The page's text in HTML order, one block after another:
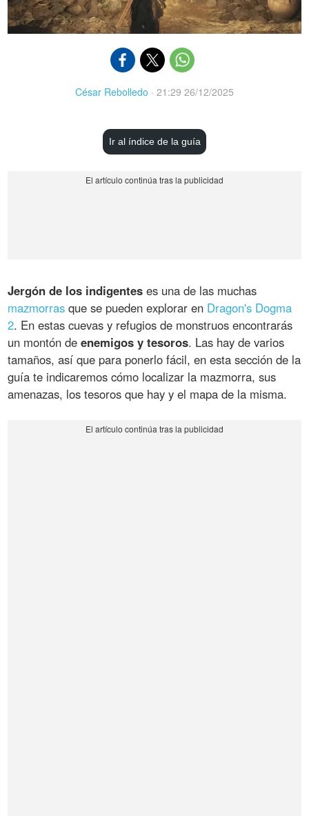
César Rebolledo · 21:29 26/12/2025
Ir al índice de la guía
Jergón de los indigentes es una de las muchas
mazmorras que se pueden explorar en Dragon's Dogma
2. En estas cuevas y refugios de monstruos encontrarás
un montón deenemigos y tesoros. Las hay de varios
tamaños, así que para ponerlo fácil, en esta sección de la
guía te indicaremos cómo localizar la mazmorra, sus
amenazas, los tesoros que hay y el mapa de la misma.